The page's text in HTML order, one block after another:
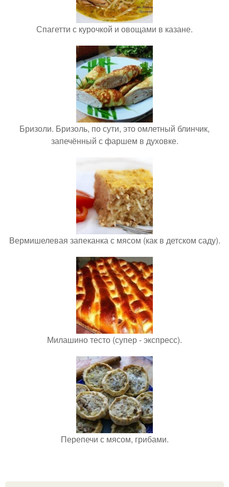
Спагетти с курочкой и овощами в казане.
Бризоли. Бризоль, по сути, это омлетный блинчик,
запечённый с фаршем в духовке.
Вермишелевая запеканка с мясом (как в детском саду).
Милашино тесто (супер - экспресс).
Перепечи с мясом, грибами.